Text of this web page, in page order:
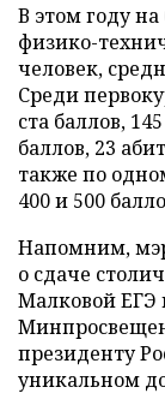
В этом году
физико-
человек,
Среди
ста баллов,
баллов, 23
также по
400 и 500
Напомним,
о сдаче
Малковой ЕГЭ
президенту
уникальном